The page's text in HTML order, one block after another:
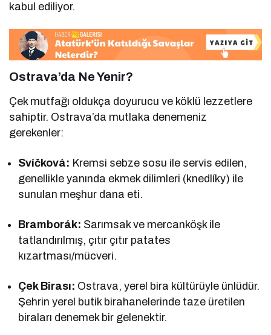
kabul ediliyor.
Ostrava’da Ne Yenir?
Çek mutfağı oldukça doyurucu ve köklü lezzetlere
sahiptir. Ostrava’da mutlaka denemeniz
gerekenler:
Svíčková: Kremsi sebze sosu ile servis edilen,
genellikle yanında ekmek dilimleri (knedlíky) ile
sunulan meşhur dana eti.
Bramborák: Sarımsak ve mercanköşk ile
tatlandırılmış, çıtır çıtır patates
kızartması/mücveri.
Çek Birası: Ostrava, yerel bira kültürüyle ünlüdür.
Şehrin yerel butik birahanelerinde taze üretilen
biraları denemek bir gelenektir.